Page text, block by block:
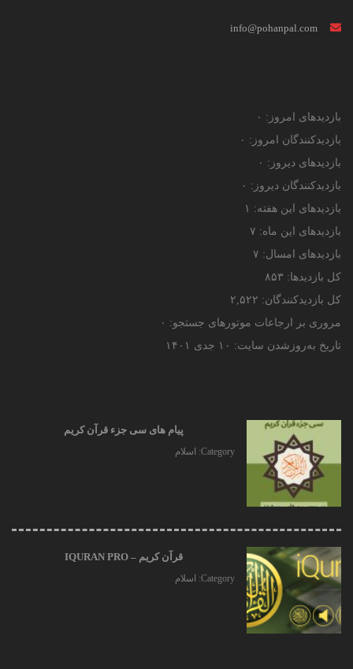
info@pohanpal.com
بازدیدهای امروز: ۰
بازدیدکنندگان امروز: ۰
بازدیدهای دیروز: ۰
بازدیدکنندگان دیروز: ۰
بازدیدهای این هفته: ۱
بازدیدهای این ماه: ۷
بازدیدهای امسال: ۷
کل بازدیدها: ۸۵۳
کل بازدیدکنند‌گان: ۲,۵۲۲
مروری بر ارجاعات موتورهای جستجو: ۰
تاریخ به‌روزشدن سایت: ۱۰ جدی ۱۴۰۱
پیام های سی جزء قرآن کریم
Category: اسلام
قرآن کریم – IQURAN PRO
Category: اسلام